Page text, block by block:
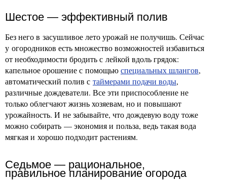
Шестое — эффективный полив
Без него в засушливое лето урожай не получишь. Сейчас
у огородников есть множество возможностей избавиться
от необходимости бродить с лейкой вдоль грядок:
капельное орошение с помощьюспециальных шлангов,
автоматический полив с таймерами подачи воды,
различные дождеватели. Все эти приспособление не
только облегчают жизнь хозяевам, но и повышают
урожайность. И не забывайте, что дождевую воду тоже
можно собирать — экономия и польза, ведь такая вода
мягкая и хорошо подходит растениям.
Седьмое — рациональное,
правильное планирование огорода